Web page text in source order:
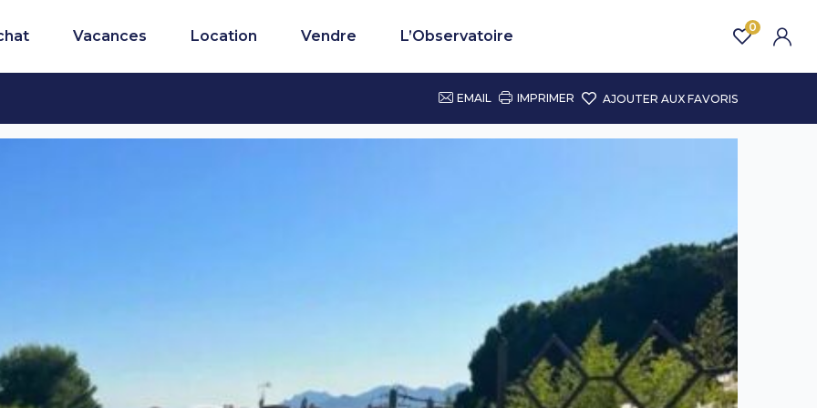
Vacances Location Vendre L’Observatoire
0
EMAIL IMPRIMER AJOUTER AUX FAVORIS